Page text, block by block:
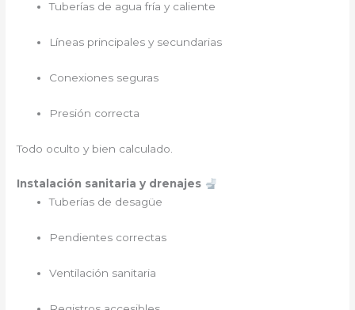
Tuberías de agua fría y caliente
Líneas principales y secundarias
Conexiones seguras
Presión correcta
Todo oculto y bien calculado.
Instalación sanitaria y drenajes
Tuberías de desagüe
Pendientes correctas
Ventilación sanitaria